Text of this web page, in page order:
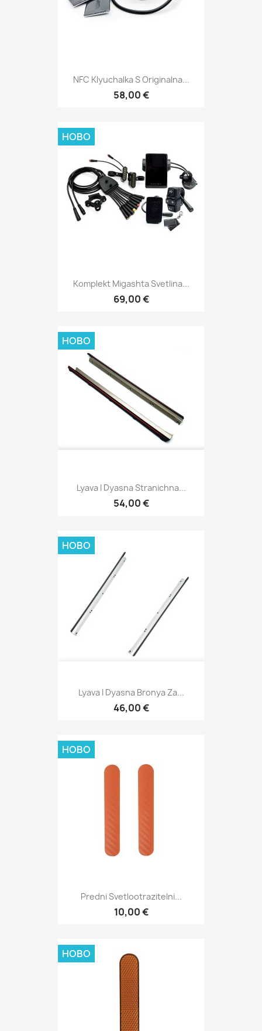
NFC Klyuchalka S Originalna...
58,00 €
Komplekt Migashta Svetlina...
69,00 €
НОВО
Lyava I Dyasna Stranichna...
54,00 €
НОВО
Lyava I Dyasna Bronya Za...
46,00 €
НОВО
Predni Svetlootrazitelni...
10,00 €
НОВО
НОВО